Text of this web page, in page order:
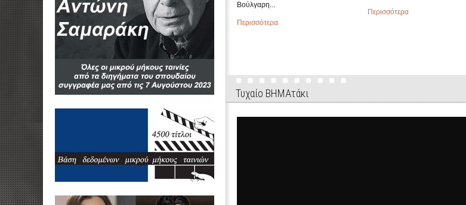
Βούλγαρη...
Περισσότερα
Περισσότερα
Τυχαίο ΒΗΜΑτάκι